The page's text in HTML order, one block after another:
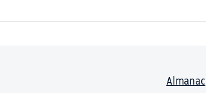
Almanac